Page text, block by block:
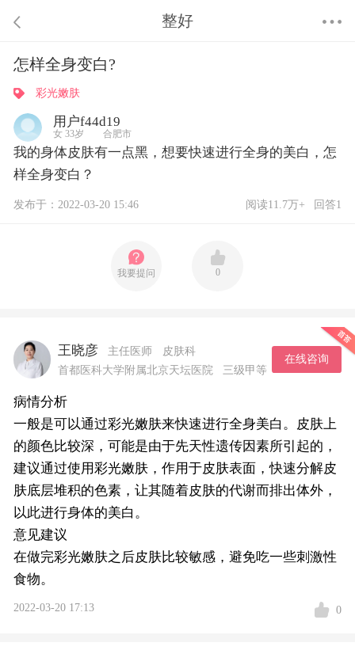
整好
怎样全身变白?
彩光嫩肤
用户f44d19
女 33岁 合肥市
我的身体皮肤有一点黑，想要快速进行全身的美白，怎
样全身变白？
发布于：2022-03-20 15:46 阅读11.7万+ 回答1
我要提问 0
王晓彦 主任医师
皮肤科
首都医科大学附属北京天坛医院
三级甲等
在线咨询
病情分析
一般是可以通过彩光嫩肤来快速进行全身美白。皮肤上
的颜色比较深，可能是由于先天性遗传因素所引起的，
建议通过使用彩光嫩肤，作用于皮肤表面，快速分解皮
肤底层堆积的色素，让其随着皮肤的代谢而排出体外，
以此进行身体的美白。
意见建议
在做完彩光嫩肤之后皮肤比较敏感，避免吃一些刺激性
食物。
2022-03-20 17:13 0